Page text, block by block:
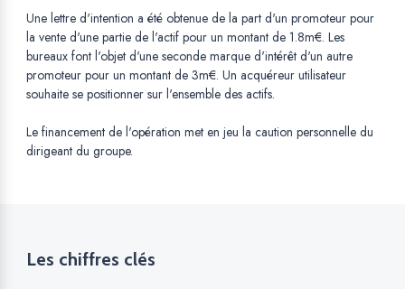
Une lettre d'intention a été obtenue de la part d'un promoteur pour
la vente d'une partie de l'actif pour un montant de 1.8m€. Les
bureaux font l'objet d'une seconde marque d'intérêt d'un autre
promoteur pour un montant de 3m€. Un acquéreur utilisateur
souhaite se positionner sur l'ensemble des actifs.
Le financement de l'opération met en jeu la caution personnelle du
dirigeant du groupe.
Les chiffres clés